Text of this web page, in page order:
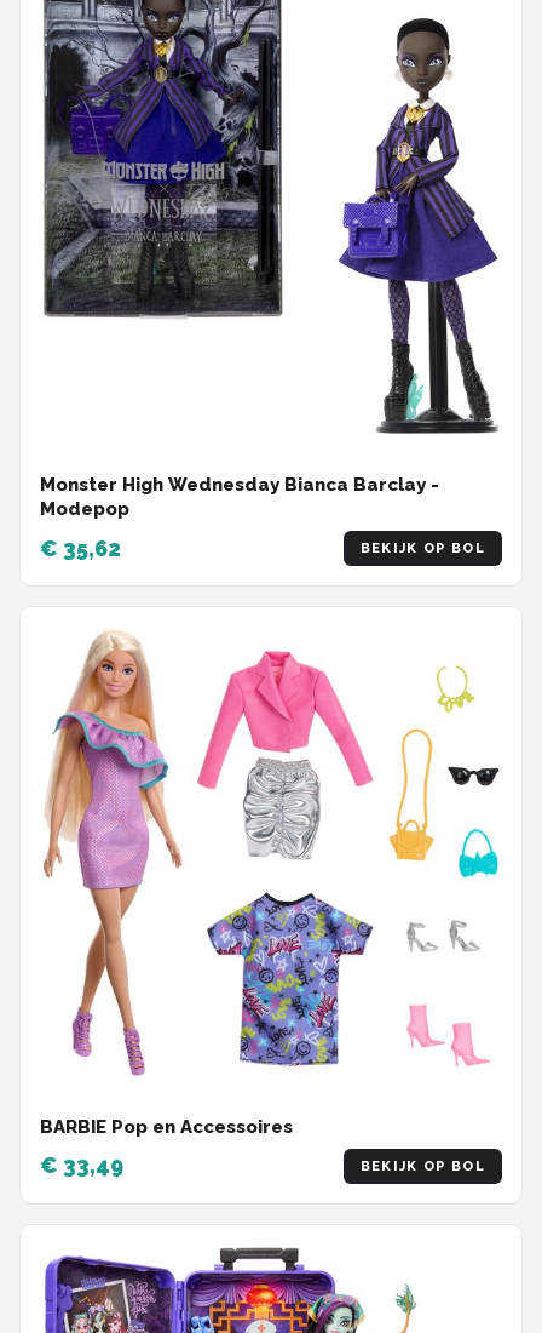
Monster High Wednesday Bianca Barclay -
Modepop
€ 35,62 BEKIJK OP BOL
BARBIE Pop en Accessoires
€ 33,49 BEKIJK OP BOL